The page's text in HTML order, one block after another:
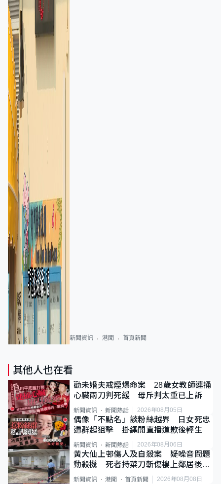
新聞資訊 港聞 首頁新聞
其他人也在看
勸未婚夫戒煙爆命案 28歲女教師連捅
心臟兩刀判死緩 母斥判太重已上訴
新聞資訊 新聞熱話 2026年08月05日
偶像「不點名」談粉絲越界 日女死忠
遭群起狙擊 掛繩開直播道歉後輕生
新聞資訊 新聞熱話 2026年08月06日
黃大仙上邨傷人及自殺案 疑噪音問題
動殺機 死者持菜刀斬傷樓上鄰居後墮
斃
新聞資訊 港聞 首頁新聞 2026年08月08日